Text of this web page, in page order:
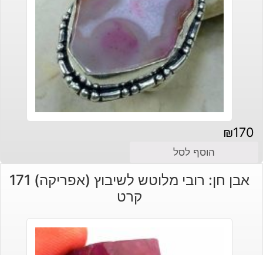
₪170
הוסף לסל
אבן חן: רובי מלוטש לשיבוץ (אפריקה) 171
קרט